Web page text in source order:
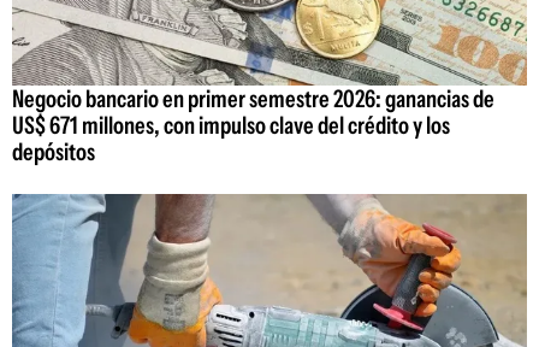
Negocio bancario en primer semestre 2026: ganancias de
US$ 671 millones, con impulso clave del crédito y los
depósitos